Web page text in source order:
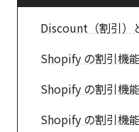
Discount（割引）
Shopify の割引機
Shopify の割引機
Shopify の割引機